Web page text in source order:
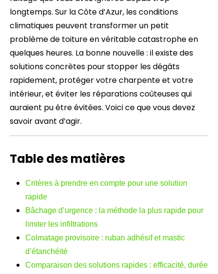
longtemps. Sur la Côte d’Azur, les conditions
climatiques peuvent transformer un petit
problème de toiture en véritable catastrophe en
quelques heures. La bonne nouvelle : il existe des
solutions concrètes pour stopper les dégâts
rapidement, protéger votre charpente et votre
intérieur, et éviter les réparations coûteuses qui
auraient pu être évitées. Voici ce que vous devez
savoir avant d’agir.
Table des matières
Critères à prendre en compte pour une solution
rapide
Bâchage d’urgence : la méthode la plus rapide pour
limiter les infiltrations
Colmatage provisoire : ruban adhésif et mastic
d’étanchéité
Comparaison des solutions rapides : efficacité, durée